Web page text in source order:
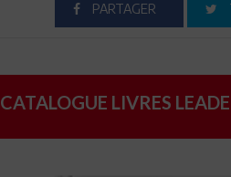
PARTAGER
CATALOGUE LIVRES